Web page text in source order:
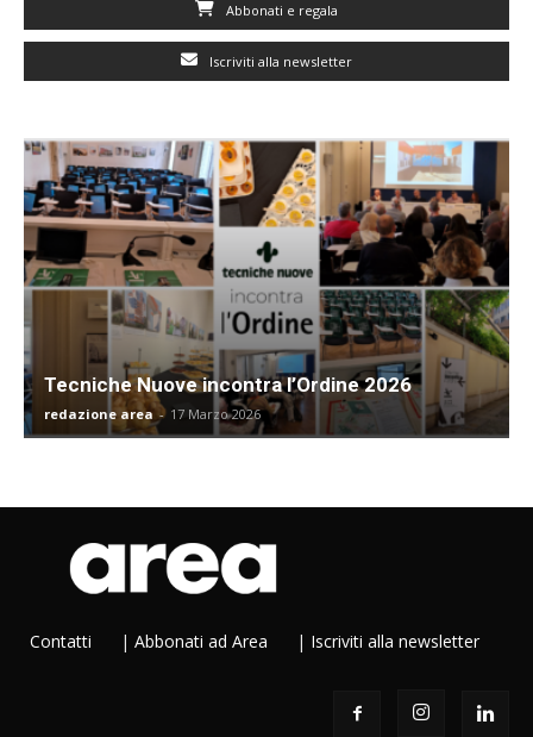
Abbonati e regala
Iscriviti alla newsletter
Tecniche Nuove incontra l’Ordine 2026
redazione area- 17 Marzo 2026
Contatti | Abbonati ad Area | Iscriviti alla newsletter